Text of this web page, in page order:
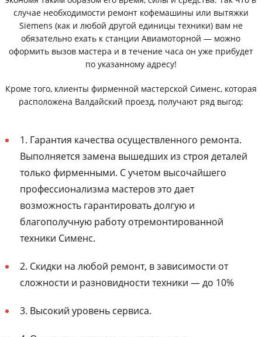
случае необходимости ремонт кофемашины или вытяжки
Siemens (как и любой другой единицы техники) вам не
обязательно ехать к станции Авиамоторной — можно
оформить вызов мастера и в течение часа он уже прибудет
по указанному адресу!
Кроме того, клиенты фирменной мастерской Сименс, которая
расположена Валдайский проезд, получают ряд выгод:
1. Гарантия качества осуществленного ремонта.
Выполняется замена вышедших из строя деталей
только фирменными. С учетом высочайшего
профессионализма мастеров это дает
возможность гарантировать долгую и
благополучную работу отремонтированной
техники Сименс.
2. Скидки на любой ремонт, в зависимости от
сложности и разновидности техники — до 10%
3. Высокий уровень сервиса.